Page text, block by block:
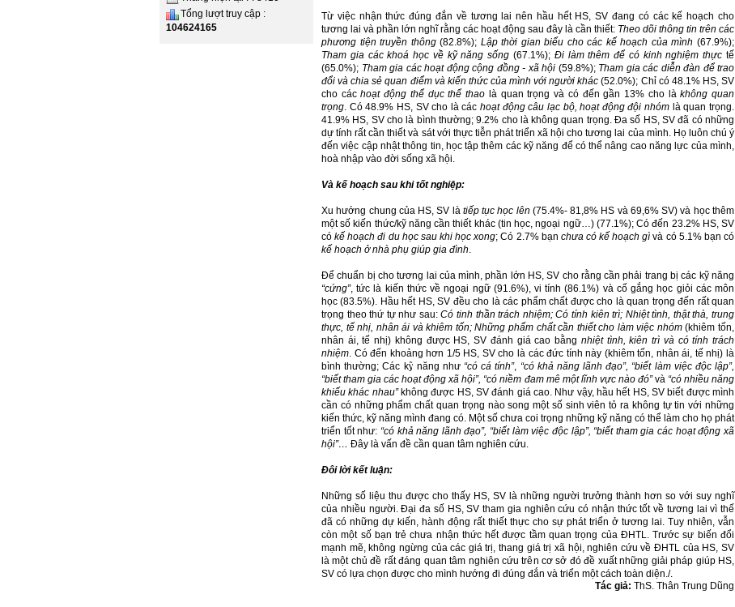
Tổng lượt truy cập :
104624165
Từ việc nhận thức đúng đắn về tương lai nên hầu hết HS, SV đang có các kế hoạch cho
tương lai và phần lớn nghĩ rằng các hoạt động sau đây là cần thiết: Theo dõi thông tin trên các
phương tiện truyền thông(82.8%); Lập thời gian biểu cho các kế hoạch của mình (67.9%);
Tham gia các khoá học về kỹ năng sống (67.1%); Đi làm thêm để có kinh nghiệm thựctế
(65.0%); Tham gia các hoạt động cộng đồng - xã hội (59.8%); Tham gia các diễn đàn để trao
đổi và chia sẻ quan điểm và kiến thức của mình với người khác (52.0%); Chỉ có 48.1% HS, SV
cho cáchoạt động thể dục thể thao là quan trọng và có đến gần 13% cho làkhông quan
trọng. Có 48.9% HS, SV cho là cáchoạt động câu lạc bộ, hoạt động đội nhóm là quan trọng.
41.9% HS, SV cho là bình thường; 9.2% cho là không quan trọng. Đa số HS, SV đã có những
dự tính rất cần thiết và sát với thực tiễn phát triển xã hội cho tương lai của mình. Họ luôn chú ý
đến việc cập nhật thông tin, học tập thêm các kỹ năng để có thể nâng cao năng lực của mình,
hoà nhập vào đời sống xã hội.
Và kế hoạch sau khi tốt nghiệp:
Xu hướng chung của HS, SV là tiếp tục học lên (75.4%- 81,8% HS và 69,6% SV) và học thêm
một số kiến thức/kỹ năng cần thiết khác (tin học, ngoại ngữ…) (77.1%); Có đến 23.2% HS, SV
cókế hoạch đi du học sau khi học xong; Có 2.7% bạn chưa có kế hoạch gì và có 5.1% bạn có
kế hoạch ở nhà phụ giúp gia đình.
Để chuẩn bị cho tương lai của mình, phần lớn HS, SV cho rằng cần phải trang bị các kỹ năng
“cứng”, tức là kiến thức về ngoại ngữ (91.6%), vi tính (86.1%) và cố gắng học giỏi các môn
học (83.5%). Hầu hết HS, SV đều cho là các phẩm chất được cho là quan trọng đến rất quan
trọng theo thứ tự như sau:Có tinh thần trách nhiệm; Có tính kiên trì; Nhiệt tình, thật thà, trung
thực, tế nhị, nhân ái và khiêm tốn; Những phẩm chất cần thiết cho làm việc nhóm(khiêm tốn,
nhân ái, tế nhị) không được HS, SV đánh giá cao bằng nhiệt tình, kiên trì và có tính trách
nhiệm. Có đến khoảng hơn 1/5 HS, SV cho là các đức tính này (khiêm tốn, nhân ái, tế nhị) là
bình thường; Các kỹ năng như “có cá tính”, “có khả năng lãnh đạo”, “biết làm việc độc lập”,
“biết tham gia các hoạt động xã hội”, “có niềm đam mê một lĩnh vực nào đó”và “có nhiều năng
khiếu khác nhau”không được HS, SV đánh giá cao. Như vậy, hầu hết HS, SV biết được mình
cần có những phẩm chất quan trọng nào song một số sinh viên tỏ ra không tự tin với những
kiến thức, kỹ năng mình đang có. Một số chưa coi trọng những kỹ năng có thể làm cho họ phát
triển tốt như: “có khả năng lãnh đạo”, “biết làm việc độc lập”, “biết tham gia các hoạt động xã
hội”… Đây là vấn đề cần quan tâm nghiên cứu.
Đôi lời kết luận:
Những số liệu thu được cho thấy HS, SV là những người trưởng thành hơn so với suy nghĩ
của nhiều người. Đại đa số HS, SV tham gia nghiên cứu có nhận thức tốt về tương lai vì thế
đã có những dự kiến, hành động rất thiết thực cho sự phát triển ở tương lai. Tuy nhiên, vẫn
còn một số bạn trẻ chưa nhận thức hết được tầm quan trọng của ĐHTL. Trước sự biến đổi
mạnh mẽ, không ngừng của các giá trị, thang giá trị xã hội, nghiên cứu về ĐHTL của HS, SV
là một chủ đề rất đáng quan tâm nghiên cứu trên cơ sở đó đề xuất những giải pháp giúp HS,
SV có lựa chọn được cho mình hướng đi đúng đắn và triển một cách toàn diện./.
Tác giả: ThS. Thân Trung Dũng